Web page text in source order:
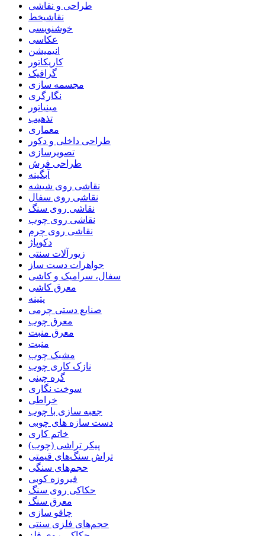
طراحی و نقاشی
نقاشیخط
خوشنویسی
عکاسی
انیمیشن
کاریکاتور
گرافیک
مجسمه سازی
نگارگری
مینیاتور
تذهیب
معماری
طراحی داخلی و دکور
تصویرسازی
طراحی فرش
آبگینه
نقاشی روی شیشه
نقاشی روی سفال
نقاشی روی سنگ
نقاشی روی چوب
نقاشی روی چرم
دکوپاژ
زیورآلات سنتی
جواهرات دست ساز
سفال، سرامیک و کاشی
معرق کاشی
پتینه
صنایع دستی چرمی
معرق چوب
معرق منبت
منبت
مشبک چوب
نازک کاری چوب
گره چینی
سوخت نگاری
خراطی
جعبه سازی با چوب
دست سازه های چوبی
خاتم کاری
پیکر تراشی (چوب)
تراش سنگ‌های قیمتی
حجم‌های سنگی
فیروزه کوبی
حکاکی روی سنگ
معرق سنگ
چاقو سازی
حجم‌های فلزی سنتی